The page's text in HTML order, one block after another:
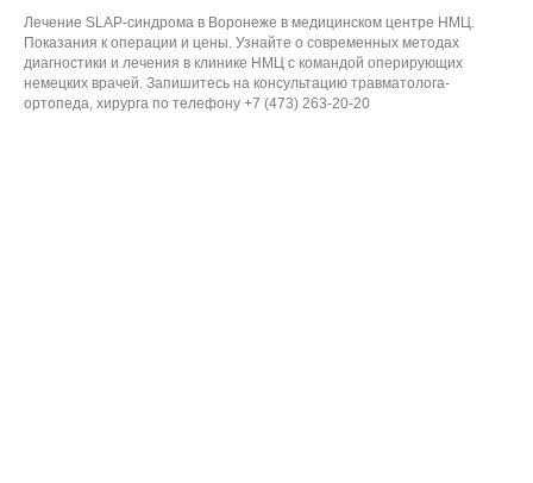
Лечение SLAP-синдрома в Воронеже в медицинском центре НМЦ.
Показания к операции и цены. Узнайте о современных методах
диагностики и лечения в клинике НМЦ с командой оперирующих
немецких врачей. Запишитесь на консультацию травматолога-
ортопеда, хирурга по телефону +7 (473) 263-20-20